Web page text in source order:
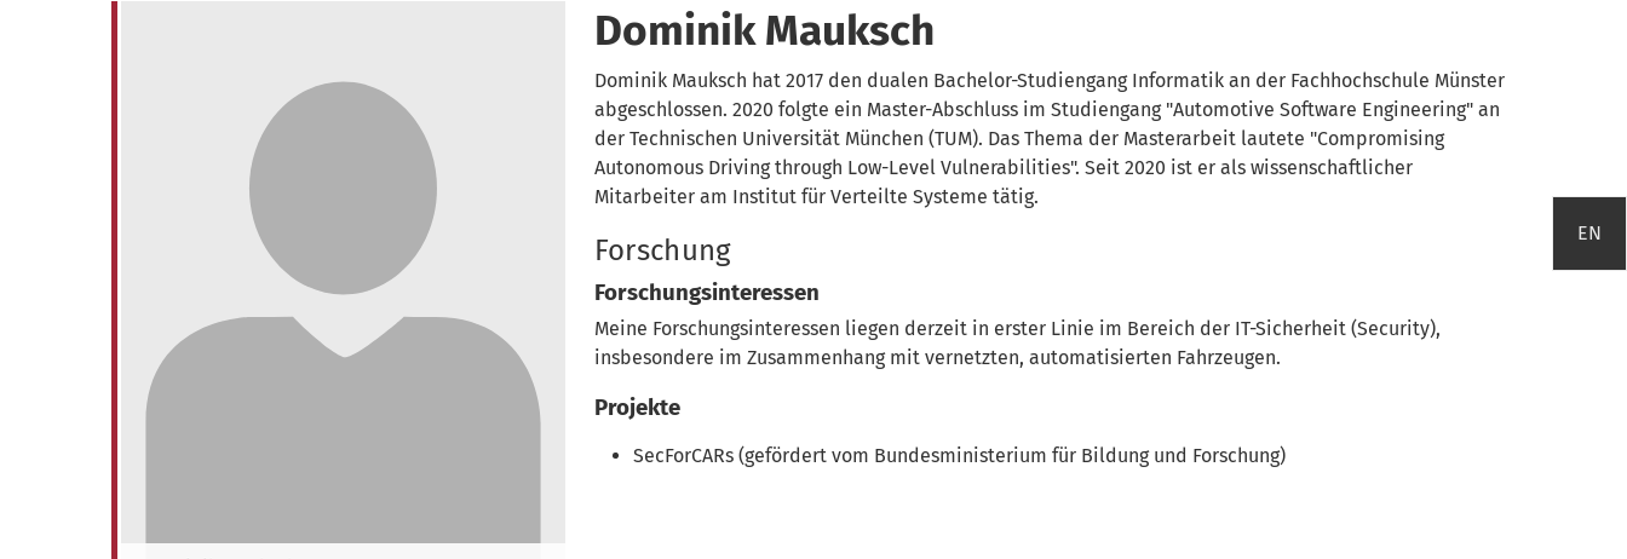
EN
Dominik Mauksch
Dominik Mauksch hat 2017 den dualen Bachelor-Studiengang Informatik an der Fachhochschule Münster
abgeschlossen. 2020 folgte ein Master-Abschluss im Studiengang "Automotive Software Engineering" an
der Technischen Universität München (TUM). Das Thema der Masterarbeit lautete "Compromising
Autonomous Driving through Low-Level Vulnerabilities". Seit 2020 ist er als wissenschaftlicher
Mitarbeiter am Institut für Verteilte Systeme tätig.
Forschung
Forschungsinteressen
Meine Forschungsinteressen liegen derzeit in erster Linie im Bereich der IT-Sicherheit (Security),
insbesondere im Zusammenhang mit vernetzten, automatisierten Fahrzeugen.
Projekte
SecForCARs (gefördert vom Bundesministerium für Bildung und Forschung)